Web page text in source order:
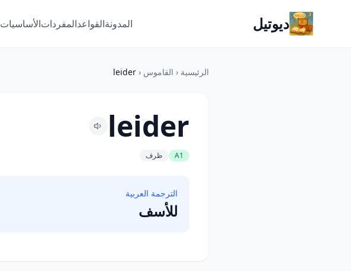
ديوتيل المدونةالقواعدالمفرداتالأساسيات
الرئيسية ‹ القاموس ‹
leider
leider
A1 ظرف
الترجمة العربية
للأسف